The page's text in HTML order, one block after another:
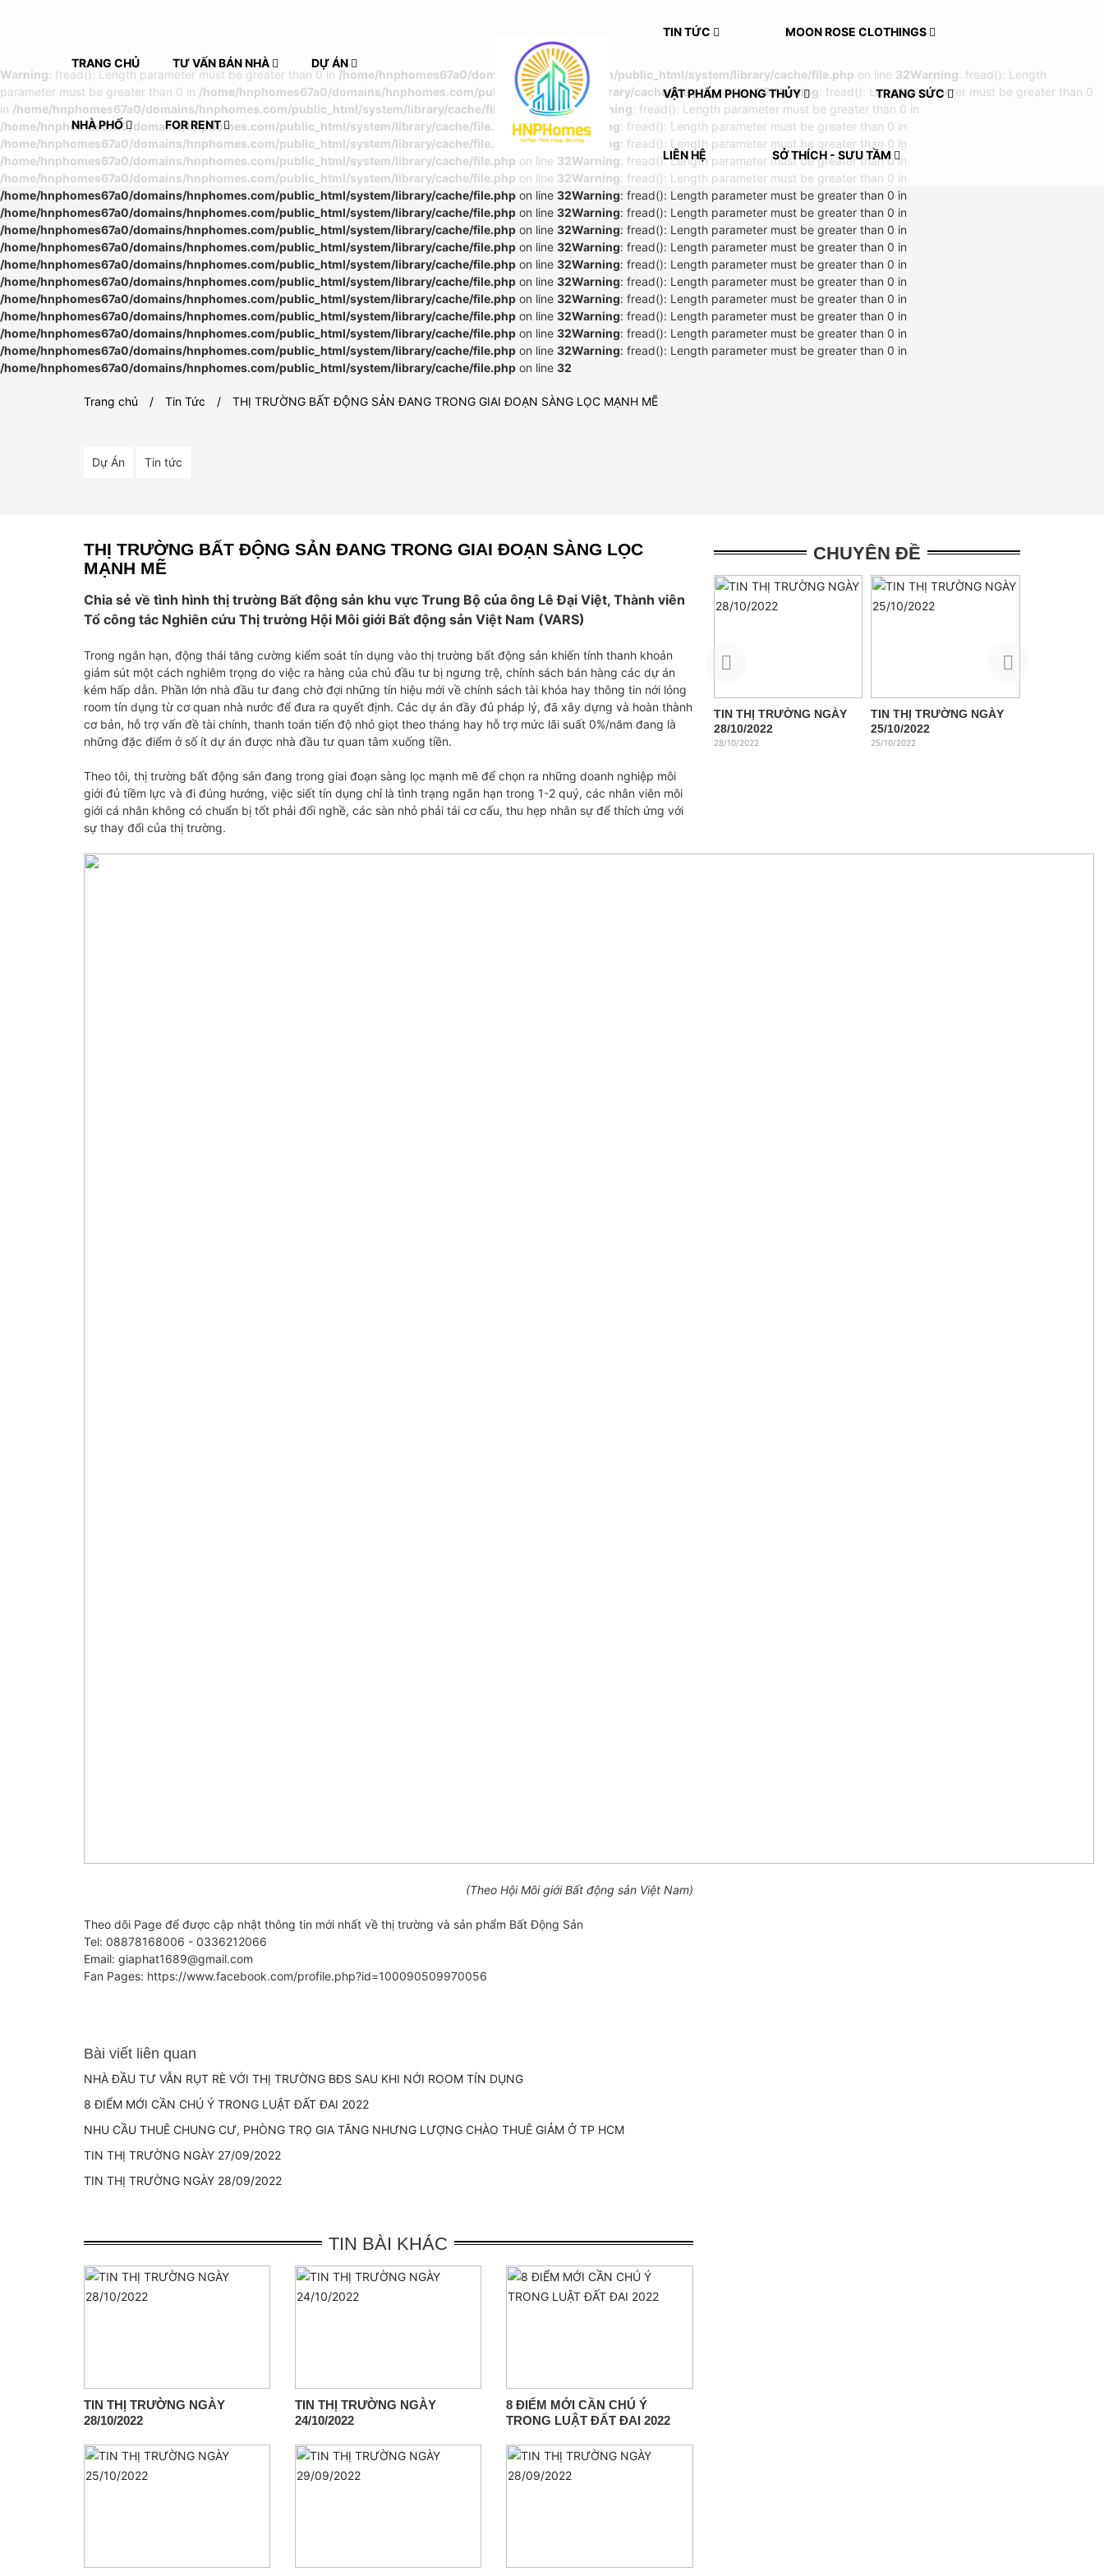
Warning: fread(): Length parameter must be greater than 0 in /home/hnphomes67a0/domains/hnphomes.com/public_html/system/library/cache/file.php on line 32Warning: fread(): Length
parameter must be greater than 0 in /home/hnphomes67a0/domains/hnphomes.com/public_html/system/library/cache/file.phpon line32Warning: fread(): Length parameter must be greater than 0
in /home/hnphomes67a0/domains/hnphomes.com/public_html/system/library/cache/file.phpon line32 Warning: fread(): Length parameter must be greater than 0 in
/home/hnphomes67a0/domains/hnphomes.com/public_html/system/library/cache/file.phpon line32Warning: fread(): Length parameter must be greater than 0 in
/home/hnphomes67a0/domains/hnphomes.com/public_html/system/library/cache/file.php
on line32Warning: fread(): Length parameter must be greater than 0 in
/home/hnphomes67a0/domains/hnphomes.com/public_html/system/library/cache/file.php on line 32Warning: fread(): Length parameter must be greater than 0 in
/home/hnphomes67a0/domains/hnphomes.com/public_html/system/library/cache/file.php on line 32Warning: fread(): Length parameter must be greater than 0 in
/home/hnphomes67a0/domains/hnphomes.com/public_html/system/library/cache/file.php on line 32Warning: fread(): Length parameter must be greater than 0 in
/home/hnphomes67a0/domains/hnphomes.com/public_html/system/library/cache/file.php on line 32Warning: fread(): Length parameter must be greater than 0 in
/home/hnphomes67a0/domains/hnphomes.com/public_html/system/library/cache/file.php on line 32Warning: fread(): Length parameter must be greater than 0 in
/home/hnphomes67a0/domains/hnphomes.com/public_html/system/library/cache/file.php on line 32Warning: fread(): Length parameter must be greater than 0 in
/home/hnphomes67a0/domains/hnphomes.com/public_html/system/library/cache/file.php on line 32Warning: fread(): Length parameter must be greater than 0 in
/home/hnphomes67a0/domains/hnphomes.com/public_html/system/library/cache/file.php on line 32Warning: fread(): Length parameter must be greater than 0 in
/home/hnphomes67a0/domains/hnphomes.com/public_html/system/library/cache/file.php on line 32Warning: fread(): Length parameter must be greater than 0 in
/home/hnphomes67a0/domains/hnphomes.com/public_html/system/library/cache/file.php on line 32Warning: fread(): Length parameter must be greater than 0 in
/home/hnphomes67a0/domains/hnphomes.com/public_html/system/library/cache/file.php on line 32Warning: fread(): Length parameter must be greater than 0 in
/home/hnphomes67a0/domains/hnphomes.com/public_html/system/library/cache/file.php on line 32Warning: fread(): Length parameter must be greater than 0 in
/home/hnphomes67a0/domains/hnphomes.com/public_html/system/library/cache/file.php on line 32
TRANG CHỦ TƯ VẤN BÁN NHÀ DỰ ÁN
NHÀ PHỐ FOR RENT
TIN TỨC MOON ROSE CLOTHINGS
VẬT PHẨM PHONG THỦY TRANG SỨC
LIÊN HỆ SỞ THÍCH - SƯU TẦM
Trang chủ Tin Tức THỊ TRƯỜNG BẤT ĐỘNG SẢN ĐANG TRONG GIAI ĐOẠN SÀNG LỌC MẠNH MẼ
Dự Án Tin tức
THỊ TRƯỜNG BẤT ĐỘNG SẢN ĐANG TRONG GIAI ĐOẠN SÀNG LỌC
MẠNH MẼ
Chia sẻ về tình hình thị trường Bất động sản khu vực Trung Bộ của ông Lê Đại Việt, Thành viên
Tổ công tác Nghiên cứu Thị trường Hội Môi giới Bất động sản Việt Nam (VARS)
Trong ngắn hạn, động thái tăng cường kiểm soát tín dụng vào thị trường bất động sản khiến tính thanh khoản
giảm sút một cách nghiêm trọng do việc ra hàng của chủ đầu tư bị ngưng trệ, chính sách bán hàng các dự án
kém hấp dẫn. Phần lớn nhà đầu tư đang chờ đợi những tín hiệu mới về chính sách tài khóa hay thông tin nới lỏng
room tín dụng từ cơ quan nhà nước để đưa ra quyết định. Các dự án đầy đủ pháp lý, đã xây dựng và hoàn thành
cơ bản, hỗ trợ vấn đề tài chính, thanh toán tiến độ nhỏ giọt theo tháng hay hỗ trợ mức lãi suất 0%/năm đang là
những đặc điểm ở số ít dự án được nhà đầu tư quan tâm xuống tiền.
Theo tôi, thị trường bất động sản đang trong giai đoạn sàng lọc mạnh mẽ để chọn ra những doanh nghiệp môi
giới đủ tiềm lực và đi đúng hướng, việc siết tín dụng chỉ là tình trạng ngắn hạn trong 1-2 quý, các nhân viên môi
giới cá nhân không có chuẩn bị tốt phải đổi nghề, các sàn nhỏ phải tái cơ cấu, thu hẹp nhân sự để thích ứng với
sự thay đổi của thị trường.
(Theo Hội Môi giới Bất động sản Việt Nam)
Theo dõi Page để được cập nhật thông tin mới nhất về thị trường và sản phẩm Bất Động Sản
Tel: 08878168006 - 0336212066
Email: giaphat1689@gmail.com
Fan Pages: https://www.facebook.com/profile.php?id=100090509970056
Bài viết liên quan
NHÀ ĐẦU TƯ VẪN RỤT RÈ VỚI THỊ TRƯỜNG BĐS SAU KHI NỚI ROOM TÍN DỤNG
8 ĐIỂM MỚI CẦN CHÚ Ý TRONG LUẬT ĐẤT ĐAI 2022
NHU CẦU THUÊ CHUNG CƯ, PHÒNG TRỌ GIA TĂNG NHƯNG LƯỢNG CHÀO THUÊ GIẢM Ở TP HCM
TIN THỊ TRƯỜNG NGÀY 27/09/2022
TIN THỊ TRƯỜNG NGÀY 28/09/2022
TIN BÀI KHÁC
TIN THỊ TRƯỜNG NGÀY
28/10/2022
TIN THỊ TRƯỜNG NGÀY
24/10/2022
8 ĐIỂM MỚI CẦN CHÚ Ý
TRONG LUẬT ĐẤT ĐAI 2022
CHUYÊN ĐỀ
THỊ TRƯỜNG BẤT ĐỘNG
SẢN ĐANG TRONG GIAI
ĐOẠN SÀNG LỌC MẠNH
22/09/2022
NHU CẦU THUÊ CHUNG
CƯ, PHÒNG TRỌ GIA
TĂNG NHƯNG LƯỢNG
HCM
21/09/2022
8 ĐIỂM MỚI CẦN CHÚ Ý
TRONG LUẬT ĐẤT ĐAI
2022
NHÀ ĐẦU TƯ VẪN RỤT RÈ
VỚI THỊ TRƯỜNG BĐS
18/09/2022
TIN THỊ TRƯỜNG NGÀY
28/10/2022
28/10/2022
TIN THỊ TRƯỜNG NGÀY
25/10/2022
25/10/2022